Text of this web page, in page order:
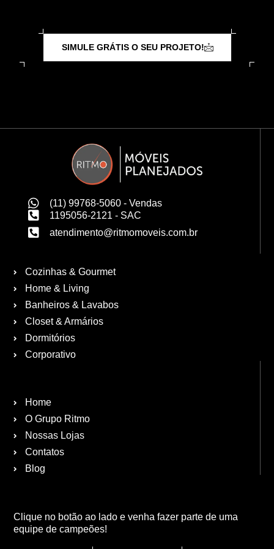
SIMULE GRÁTIS O SEU PROJETO!
(11) 99768-5060 - Vendas
1195056-2121 - SAC
atendimento@ritmomoveis.com.br
Cozinhas & Gourmet
Home & Living
Banheiros & Lavabos
Closet & Armários
Dormitórios
Corporativo
Home
O Grupo Ritmo
Nossas Lojas
Contatos
Blog
Clique no botão ao lado e venha fazer parte de uma
equipe de campeões!